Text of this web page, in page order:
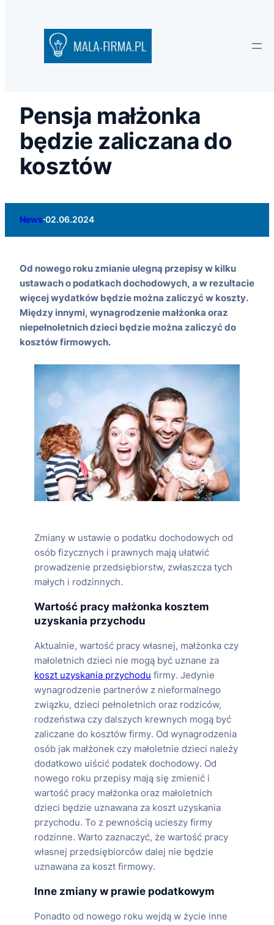
Pensja małżonka
będzie zaliczana do
kosztów
News·02.06.2024
Od nowego roku zmianie ulegną przepisy w kilku
ustawach o podatkach dochodowych, a w rezultacie
więcej wydatków będzie można zaliczyć w koszty.
Między innymi, wynagrodzenie małżonka oraz
niepełnoletnich dzieci będzie można zaliczyć do
kosztów firmowych.
Zmiany w ustawie o podatku dochodowych od
osób fizycznych i prawnych mają ułatwić
prowadzenie przedsiębiorstw, zwłaszcza tych
małych i rodzinnych.
Wartość pracy małżonka kosztem
uzyskania przychodu
Aktualnie, wartość pracy własnej, małżonka czy
małoletnich dzieci nie mogą być uznane za
koszt uzyskania przychodu firmy. Jedynie
wynagrodzenie partnerów z nieformalnego
związku, dzieci pełnoletnich oraz rodziców,
rodzeństwa czy dalszych krewnych mogą być
zaliczane do kosztów firmy. Od wynagrodzenia
osób jak małżonek czy małoletnie dzieci należy
dodatkowo uiścić podatek dochodowy. Od
nowego roku przepisy mają się zmienić i
wartość pracy małżonka oraz małoletnich
dzieci będzie uznawana za koszt uzyskania
przychodu. To z pewnością ucieszy firmy
rodzinne. Warto zaznaczyć, że wartość pracy
własnej przedsiębiorców dalej nie będzie
uznawana za koszt firmowy.
Inne zmiany w prawie podatkowym
Ponadto od nowego roku wejdą w życie inne